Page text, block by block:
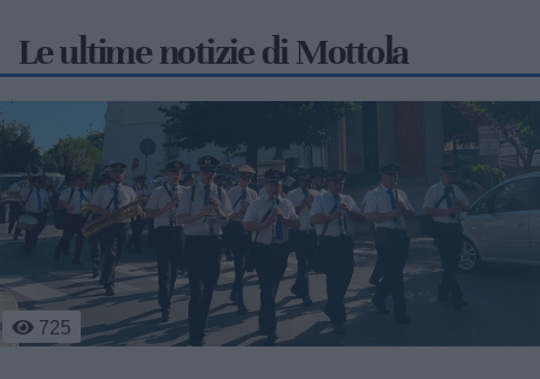
Le ultime notizie di Mottola
1.396